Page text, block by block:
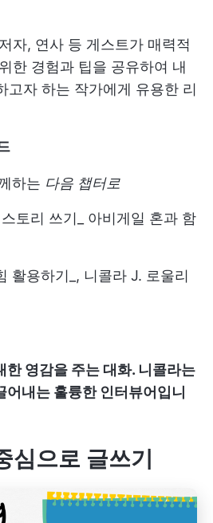
자, 연사 등 게스트가 매력적
한 경험과 팁을 공유하여 내
고자 하는 작가에게 유용한 리
하는 다음 챕터로
토리 쓰기_ 아비게일 혼과 함
활용하기_, 니콜라 J. 로울리
한 영감을 주는 대화. 니콜라는
내는 훌륭한 인터뷰어입니
심으로 글쓰기